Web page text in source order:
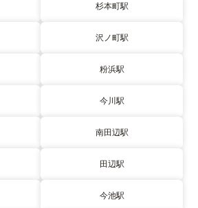
杉本町駅
沢ノ町駅
粉浜駅
今川駅
南田辺駅
田辺駅
今池駅